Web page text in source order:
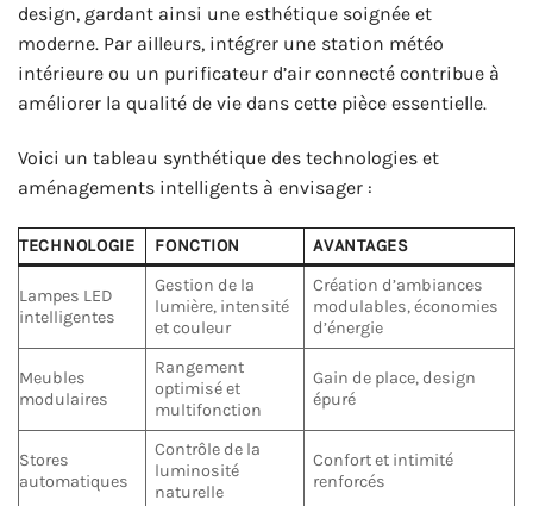
design, gardant ainsi une esthétique soignée et
moderne. Par ailleurs, intégrer une station météo
intérieure ou un purificateur d’air connecté contribue à
améliorer la qualité de vie dans cette pièce essentielle.
Voici un tableau synthétique des technologies et
aménagements intelligents à envisager :
TECHNOLOGIE FONCTION AVANTAGES
Lampes LED
intelligentes
Gestion de la
lumière, intensité
et couleur
Création d’ambiances
modulables, économies
d’énergie
Meubles
modulaires
Rangement
optimisé et
multifonction
Gain de place, design
épuré
Stores
automatiques
Contrôle de la
luminosité
naturelle
Confort et intimité
renforcés